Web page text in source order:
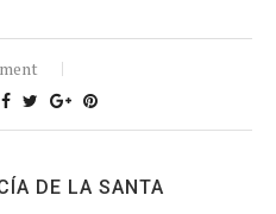
DE LA SANTA